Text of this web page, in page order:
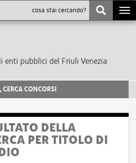
enti pubblici del Friuli Venezia
CERCA CONCORSI
DELLA
PER TITOLO DI